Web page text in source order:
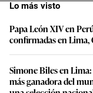
Lo más visto
Papa León XIV en
confirmadas en Lima,
Simone Biles en
más ganadora del